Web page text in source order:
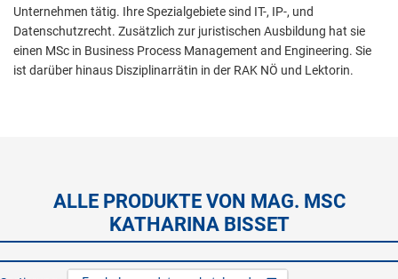
Unternehmen tätig. Ihre Spezialgebiete sind IT-, IP-, und
Datenschutzrecht. Zusätzlich zur juristischen Ausbildung hat sie
einen MSc in Business Process Management and Engineering. Sie
ist darüber hinaus Disziplinarrätin in der RAK NÖ und Lektorin.
ALLE PRODUKTE VON MAG. MSC
KATHARINA BISSET